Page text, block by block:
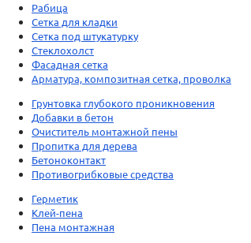
Рабица
Сетка для кладки
Сетка под штукатурку
Стеклохолст
Фасадная сетка
Арматура, композитная сетка, проволка
Грунтовка глубокого проникновения
Добавки в бетон
Очиститель монтажной пены
Пропитка для дерева
Бетоноконтакт
Противогрибковые средства
Герметик
Клей-пена
Пена монтажная